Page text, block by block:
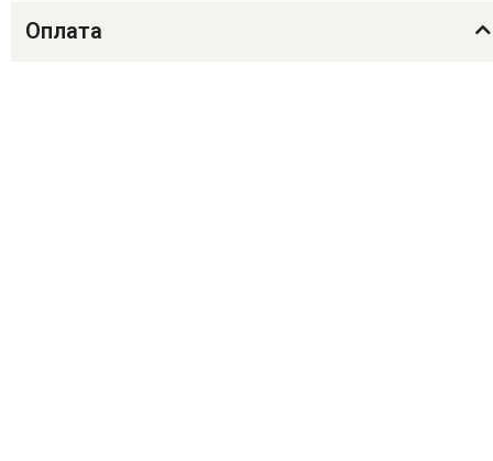
Оплата